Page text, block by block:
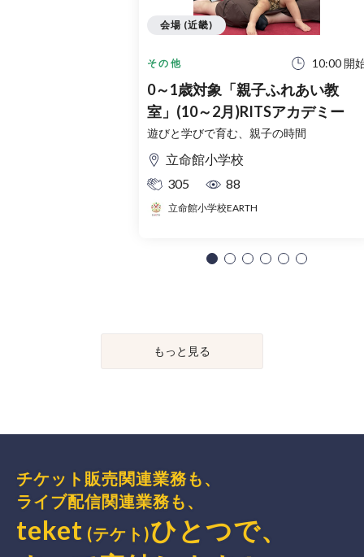
その他 10:00 開
0～1歳対象「親子ふれあい教
室」(10～2月)RITSアカデミー
遊びと学びで育む、親子の時間
立命館小学校
305
88
立命館小学校EARTH
会場 (近畿)
もっと見る
チケット販売関連業務も、
ライブ配信関連業務も、
teket (テケト)ひとつで、